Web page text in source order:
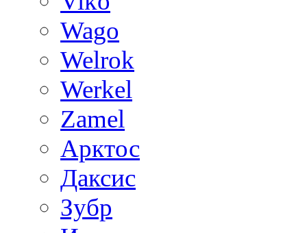
Wago
Welrok
Werkel
Zamel
Арктос
Даксис
Зубр